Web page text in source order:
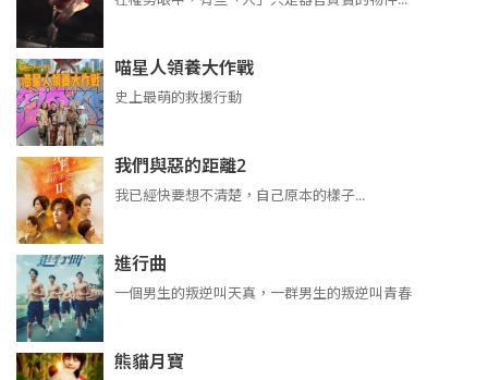
喵星人領養大作戰
史上最萌的救援行動
我們與惡的距離2
我已經快要想不清楚，自己原本的樣子...
進行曲
​​​一個男生的叛逆叫天真，一群男生的叛逆叫青春
熊貓月寶